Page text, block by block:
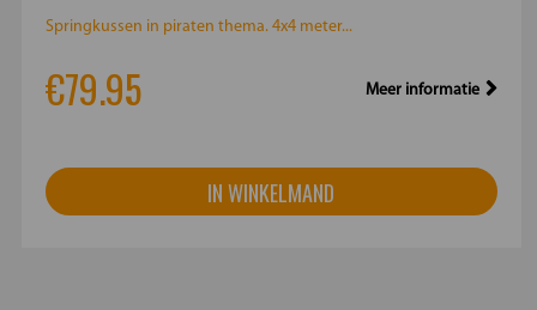
Springkussen in piraten thema. 4x4 meter...
€79.95 Meer informatie
IN WINKELMAND